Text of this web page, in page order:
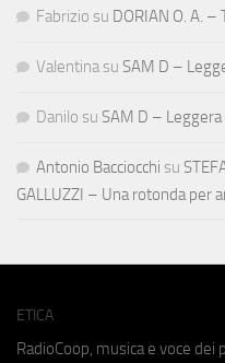
Fabrizio su DORIAN O. A. –
Valentina su SAM D –
Danilo su SAM D –
Antonio Bacciocchi su
GALLUZZI – Una rotonda per
ETICA
RadioCoop, musica e voce